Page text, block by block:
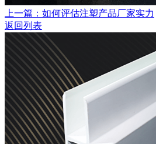
上一篇：如何评估注塑产品厂家实力
返回列表